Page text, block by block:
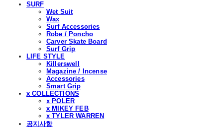
SURF
Wet Suit
Wax
Surf Accessories
Robe / Poncho
Carver Skate Board
Surf Grip
LIFE STYLE
Killerswell
Magazine / Incense
Accessories
Smart Grip
x COLLECTIONS
x POLER
x MIKEY FEB
x TYLER WARREN
공지사항